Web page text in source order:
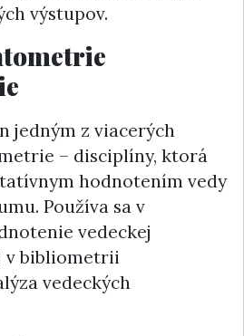
výstupov.
jedným z viacerých
– disciplíny, ktorá
hodnotením vedy
Používa sa v
vedeckej
v bibliometrii
vedeckých